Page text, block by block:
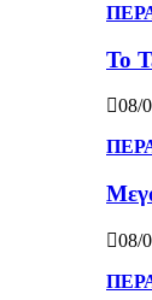
Το
08/
08/